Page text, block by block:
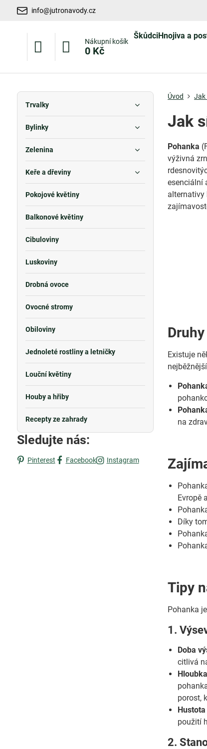
info@jutronavody.cz
Nákupní košík
0 Kč
ŠkůdciHnojiva a
Úvod Jak
Jak
Pohanka
výživná
esenciální
alternativy
Existuje
na
Evropě
Díky
Tipy
Pohanka
1.
Doba
citlivá
porost,
použití
2.
Trvalky
Bylinky
Zelenina
Keře a dřeviny
Pokojové květiny
Balkonové květiny
Cibuloviny
Luskoviny
Drobná ovoce
Ovocné stromy
Obiloviny
Jednoleté rostliny a letničky
Louční květiny
Houby a hřiby
Recepty ze zahrady
Sledujte nás:
Pinterest Facebook Instagram